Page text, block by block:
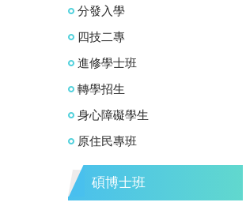
分發入學
四技二專
進修學士班
轉學招生
身心障礙學生
原住民專班
碩博士班